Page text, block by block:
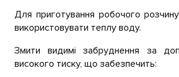
Для приготування робочого
використовувати теплу воду.
Змити видимі забруднення за
високого тиску, що забезпечить: